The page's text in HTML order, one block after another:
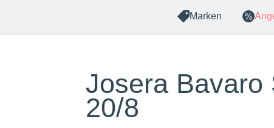
Marken
Josera Bavaro
20/8